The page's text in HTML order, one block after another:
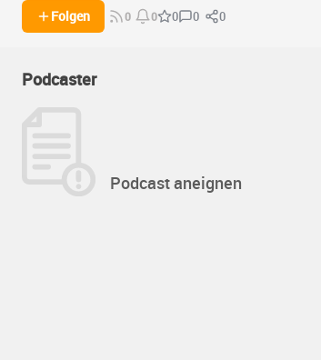
Folgen 0 0 0 0 0
Podcaster
Podcast aneignen